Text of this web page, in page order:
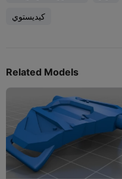
كيديستوي
Related Models